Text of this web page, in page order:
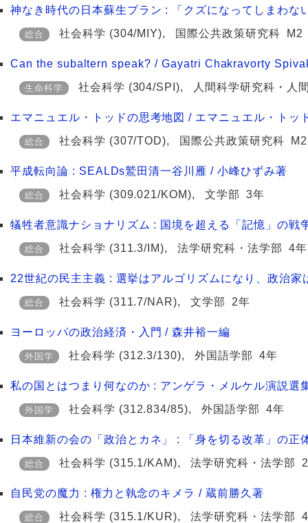
神なき時代の日本蘇生プラン : 「クズになってしまわな
総合 社会科学 (304/MIY), 国際公共政策研究科 M2
Can the subaltern speak? / Gayatri Chakravorty
生命科学 社会科学 (304/SPI), 人間科学研究科・人
エマニュエル・トッドの思考地図 / エマニュエル・トッ
総合 社会科学 (307/TOD), 国際公共政策研究科 M2
平成転向論 : SEALDs鷲田清一谷川雁 / 小峰ひずみ著
総合 社会科学 (309.021/KOM),文学部 3年
犠牲者意識ナショナリズム : 国境を超える「記憶」の
総合 社会科学 (311.3/IM),法学研究科・法学部 4年
22世紀の民主主義 : 選挙はアルゴリズムになり、政治家
総合 社会科学 (311.7/NAR),文学部 2年
ヨーロッパの政治経済・入門 / 森井裕一編
外国学 社会科学 (312.3/130),外国語学部 4年
私の国とはつまり何なのか : アンゲラ・メルケル演説選
外国学 社会科学 (312.834/85),外国語学部 4年
日本維新の会の「政治とカネ」 : 「身を切る改革」の正
総合 社会科学 (315.1/KAM),法学研究科・法学部
自民党の魔力 : 権力と執念のキメラ / 蔵前勝久著
総合 社会科学 (315.1/KUR),法学研究科・法学部